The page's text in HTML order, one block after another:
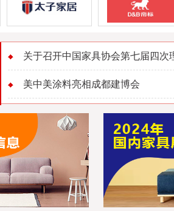
关于召开中国家具协会第七届四次
美中美涂料亮相成都建博会